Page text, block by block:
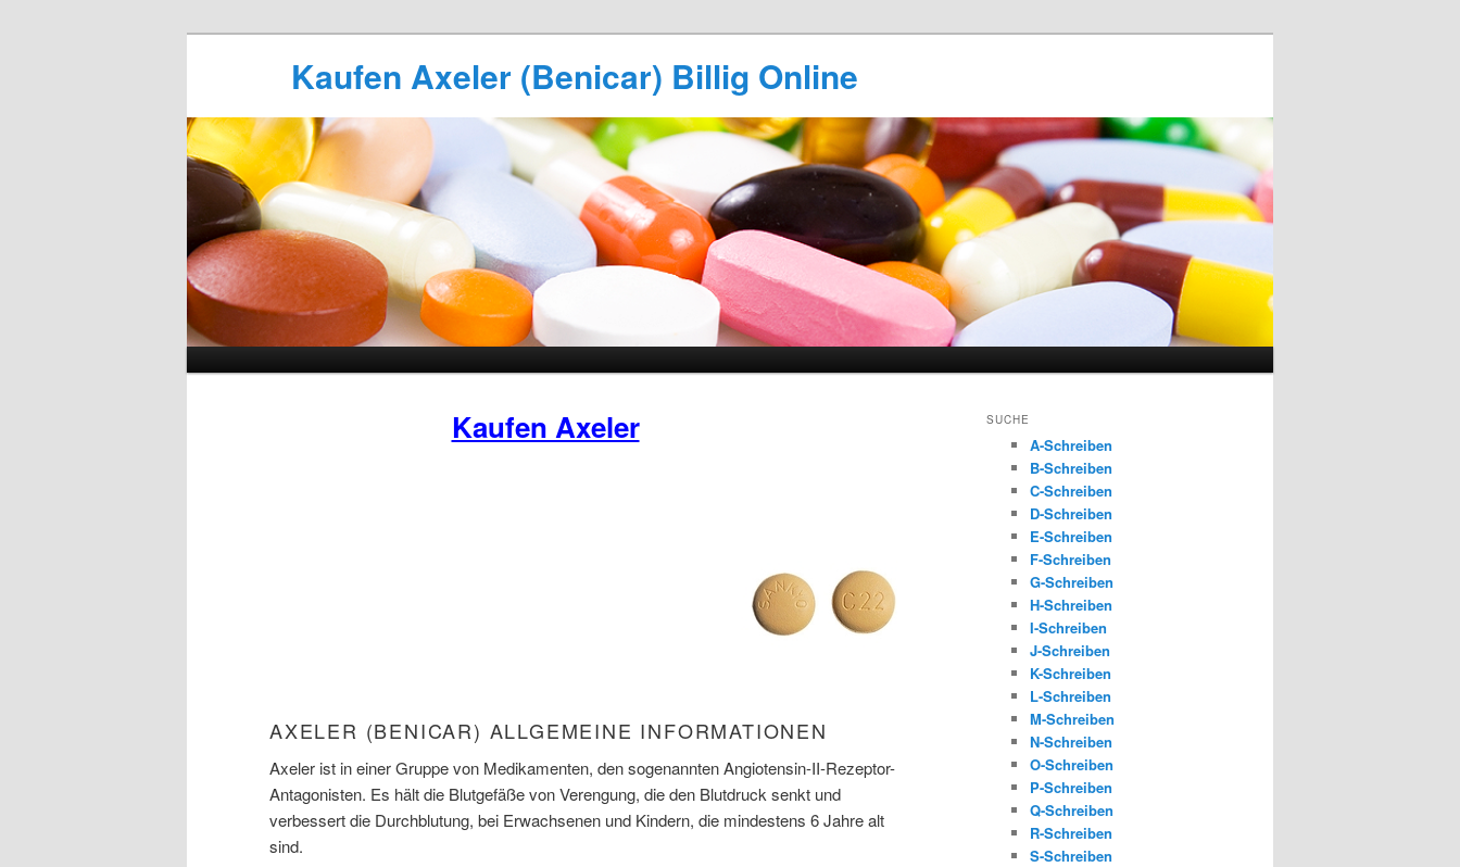
Kaufen Axeler (Benicar) Billig Online
Kaufen Axeler
AXELER (BENICAR) ALLGEMEINE INFORMATIONEN
Axeler ist in einer Gruppe von Medikamenten, den sogenannten Angiotensin-II-Rezeptor-
Antagonisten. Es hält die Blutgefäße von Verengung, die den Blutdruck senkt und
verbessert die Durchblutung, bei Erwachsenen und Kindern, die mindestens 6 Jahre alt
sind.
SUCHE
A-Schreiben
B-Schreiben
C-Schreiben
D-Schreiben
E-Schreiben
F-Schreiben
G-Schreiben
H-Schreiben
I-Schreiben
J-Schreiben
K-Schreiben
L-Schreiben
M-Schreiben
N-Schreiben
O-Schreiben
P-Schreiben
Q-Schreiben
R-Schreiben
S-Schreiben